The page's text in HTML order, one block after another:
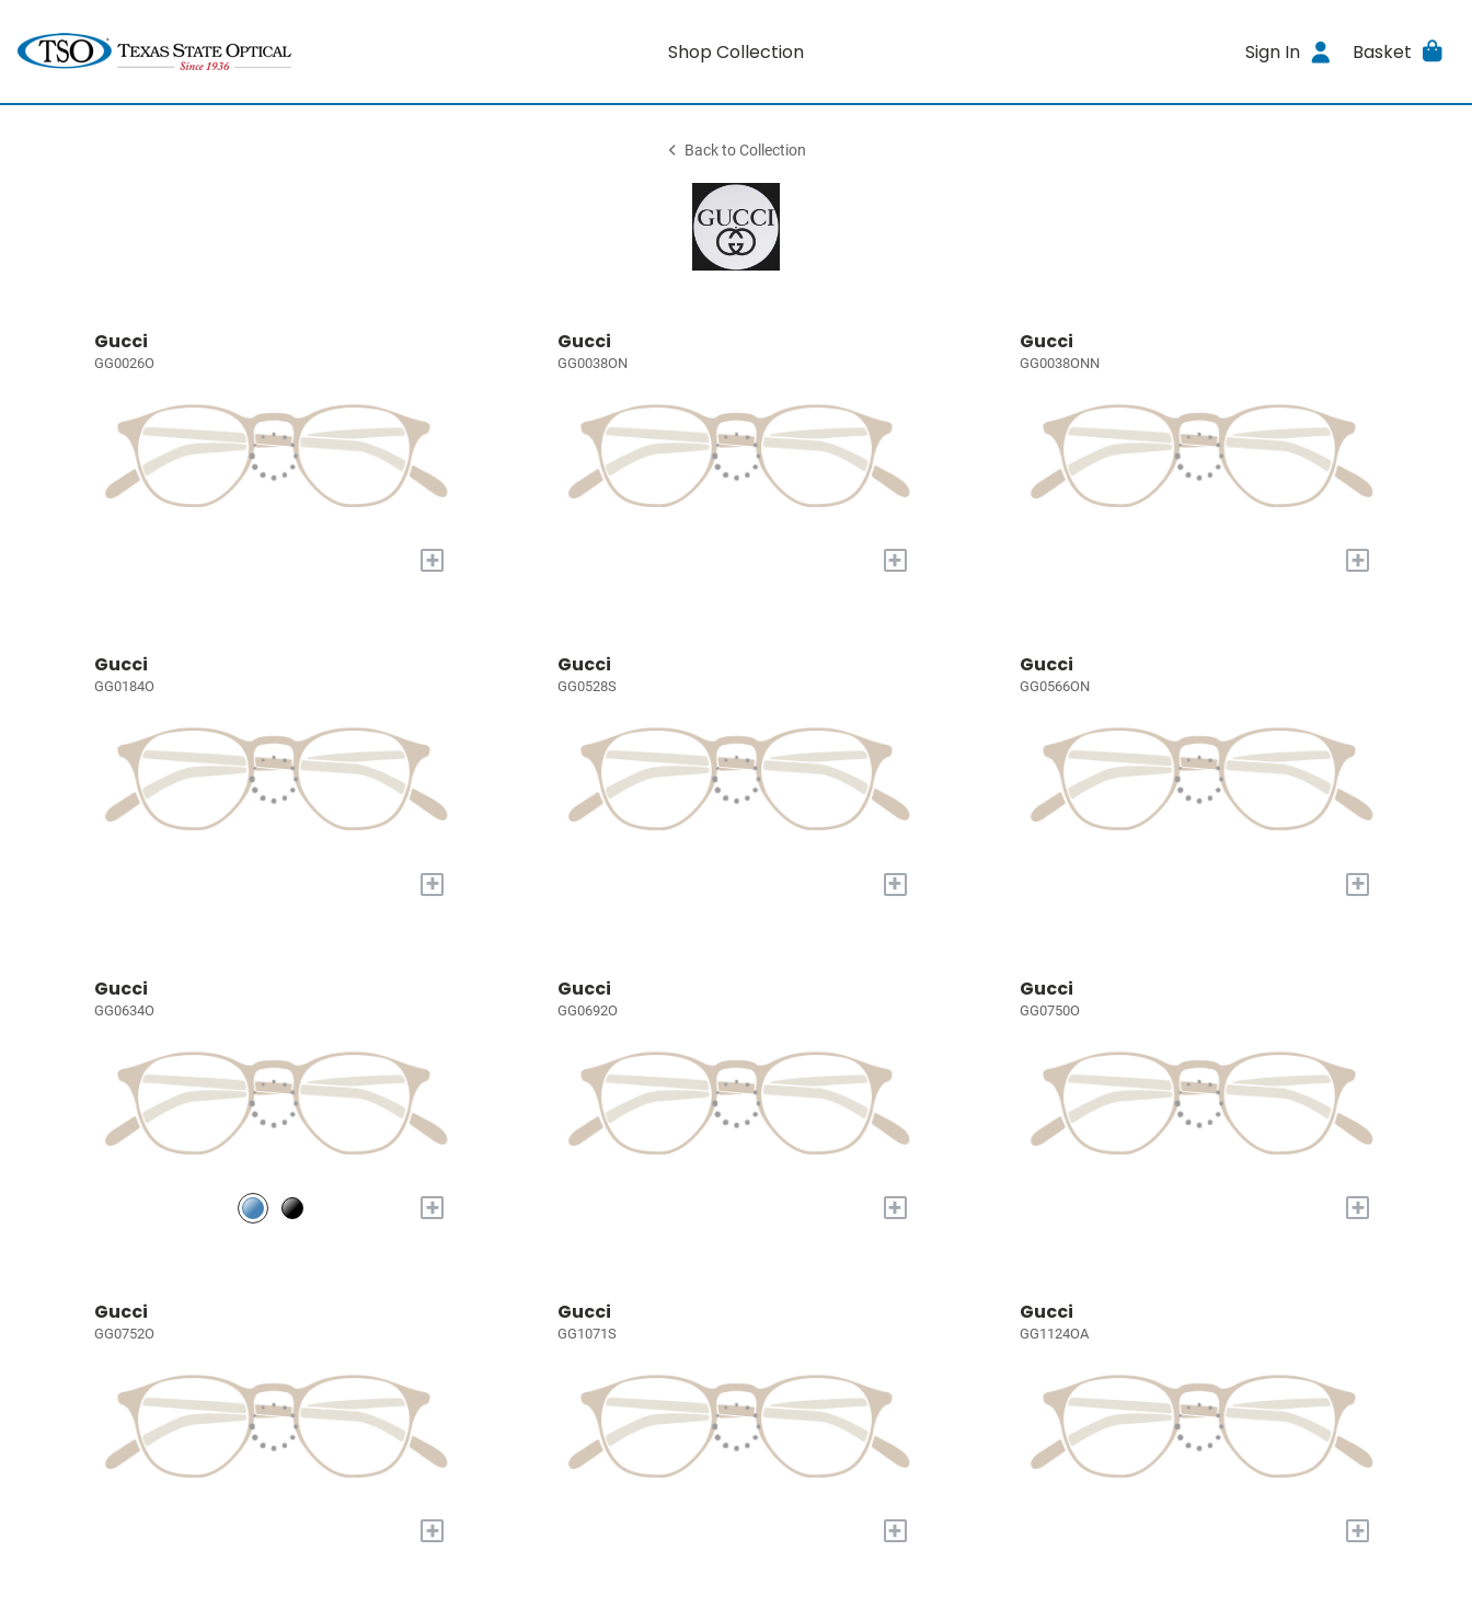
Shop Collection Sign In Basket
Back to Collection
Gucci
GG0026O
+
Gucci
GG0038ON
+
Gucci
GG0038ONN
+
Gucci
GG0184O
+
Gucci
GG0528S
+
Gucci
GG0566ON
+
Gucci
GG0634O
+
Gucci
GG0692O
+
Gucci
GG0750O
+
Gucci
GG0752O
+
Gucci
GG1071S
+
Gucci
GG1124OA
+